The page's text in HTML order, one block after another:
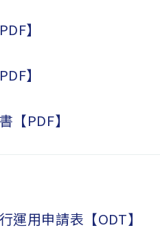
】
】
【PDF】
運用申請表【ODT】